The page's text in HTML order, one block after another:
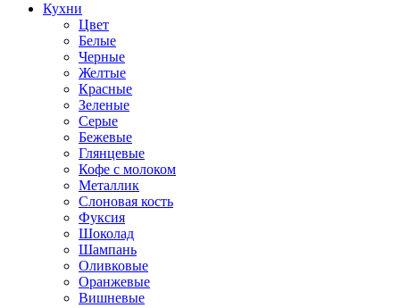
Кухни
Цвет
Белые
Черные
Желтые
Красные
Зеленые
Серые
Бежевые
Глянцевые
Кофе с молоком
Металлик
Слоновая кость
Фуксия
Шоколад
Шампань
Оливковые
Оранжевые
Вишневые